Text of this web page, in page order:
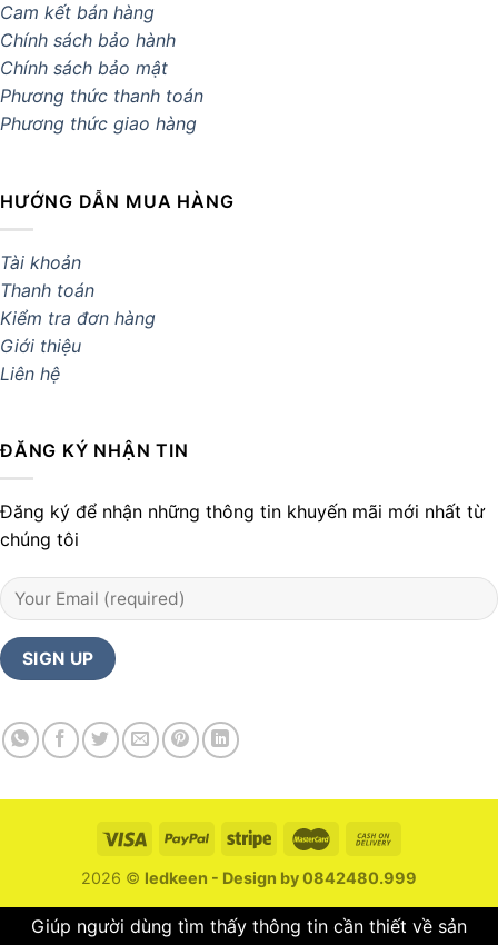
Cam kết bán hàng
Chính sách bảo hành
Chính sách bảo mật
Phương thức thanh toán
Phương thức giao hàng
HƯỚNG DẪN MUA HÀNG
Tài khoản
Thanh toán
Kiểm tra đơn hàng
Giới thiệu
Liên hệ
ĐĂNG KÝ NHẬN TIN
Đăng ký để nhận những thông tin khuyến mãi mới nhất từ
chúng tôi
2026 © ledkeen - Design by 0842480.999
Giúp người dùng tìm thấy thông tin cần thiết về sản